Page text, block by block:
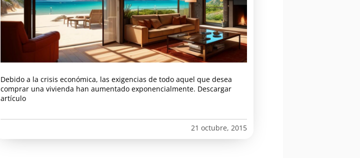
Debido a la crisis económica, las exigencias de todo aquel que desea
comprar una vivienda han aumentado exponencialmente. Descargar
artículo
21 octubre, 2015